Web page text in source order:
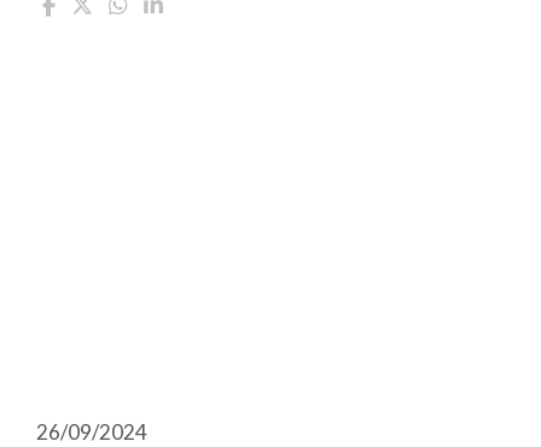
26/09/2024